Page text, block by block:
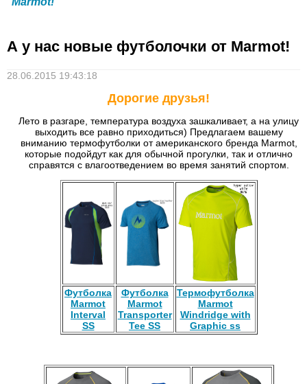
А у нас новые футболочки от Marmot!
28.06.2015 19:43:18
Дорогие друзья!
Лето в разгаре, температура воздуха зашкаливает, а на улицу
выходить все равно приходиться) Предлагаем вашему
вниманию термофутболки от американского бренда Marmot,
которые подойдут как для обычной прогулки, так и отлично
справятся с влагоотведением во время занятий спортом.
Футболка
Marmot
Interval
SS
Футболка
Marmot
Transporter
Tee SS
Термофутболка
Marmot
Windridge with
Graphic ss